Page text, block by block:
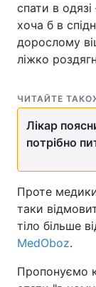
спати в
хоча б в
дорослому
ліжко
ЧИТАЙТЕ
Лікар
потрібно
Проте
таки
тіло більше
MedOboz.
Пропонуємо